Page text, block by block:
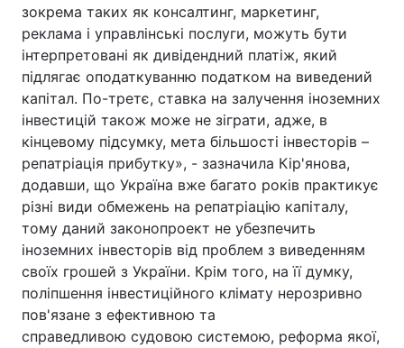
зокрема таких як консалтинг, маркетинг,
реклама і управлінські послуги, можуть бути
інтерпретовані як дивідендний платіж, який
підлягає оподаткуванню податком на виведений
капітал. По-третє, ставка на залучення іноземних
інвестицій також може не зіграти, адже, в
кінцевому підсумку, мета більшості інвесторів –
репатріація прибутку», - зазначила Кір'янова,
додавши, що Україна вже багато років практикує
різні види обмежень на репатріацію капіталу,
тому даний законопроект не убезпечить
іноземних інвесторів від проблем з виведенням
своїх грошей з України. Крім того, на її думку,
поліпшення інвестиційного клімату нерозривно
пов'язане з ефективною та
справедливою судовою системою, реформа якої,